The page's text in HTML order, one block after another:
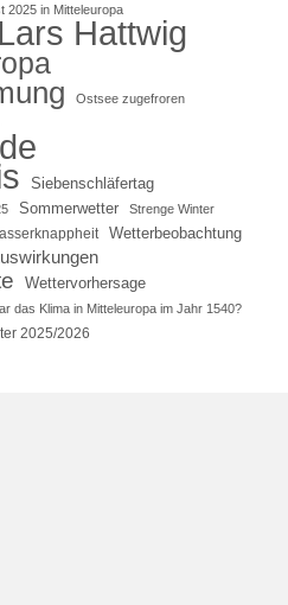
2025 in Mitteleuropa
Lars Hattwig
Ostsee zugefroren
Siebenschläfertag
Sommerwetter Strenge Winter
Wetterbeobachtung
Wettervorhersage
das Klima in Mitteleuropa im Jahr 1540?
2025/2026